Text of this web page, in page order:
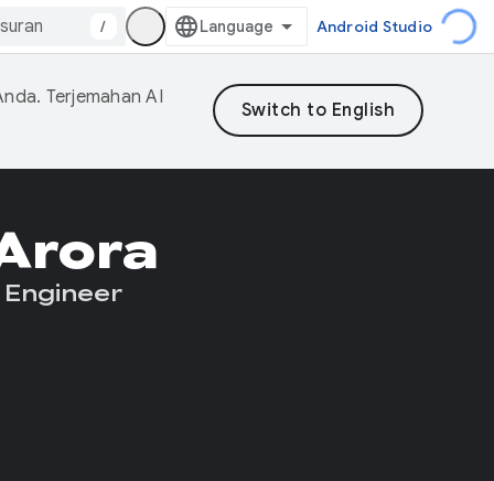
/ Android Studio
Terjemahan AI